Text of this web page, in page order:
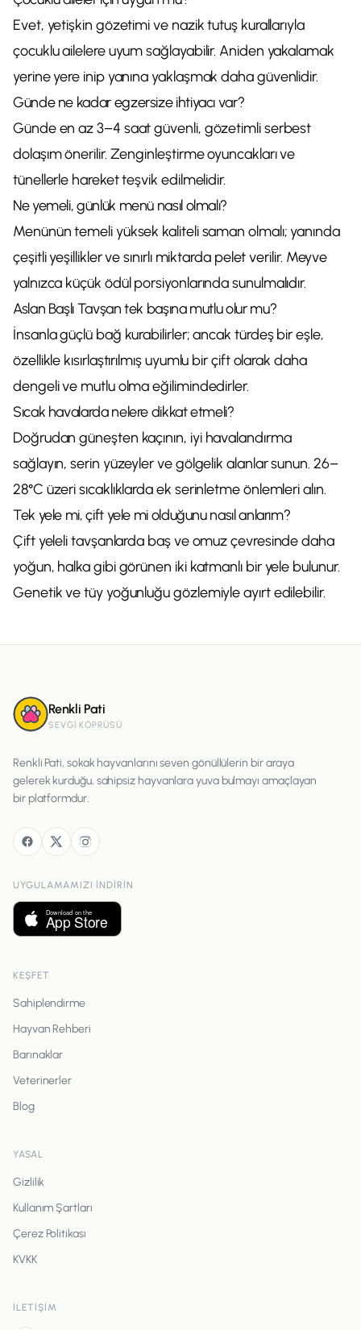
Evet, yetişkin gözetimi ve nazik tutuş kurallarıyla
çocuklu ailelere uyum sağlayabilir. Aniden yakalamak
yerine yere inip yanına yaklaşmak daha güvenlidir.
Günde ne kadar egzersize ihtiyacı var?
Günde en az 3–4 saat güvenli, gözetimli serbest
dolaşım önerilir. Zenginleştirme oyuncakları ve
tünellerle hareket teşvik edilmelidir.
Ne yemeli, günlük menü nasıl olmalı?
Menünün temeli yüksek kaliteli saman olmalı; yanında
çeşitli yeşillikler ve sınırlı miktarda pelet verilir. Meyve
yalnızca küçük ödül porsiyonlarında sunulmalıdır.
Aslan Başlı Tavşan tek başına mutlu olur mu?
İnsanla güçlü bağ kurabilirler; ancak türdeş bir eşle,
özellikle kısırlaştırılmış uyumlu bir çift olarak daha
dengeli ve mutlu olma eğilimindedirler.
Sıcak havalarda nelere dikkat etmeli?
Doğrudan güneşten kaçının, iyi havalandırma
sağlayın, serin yüzeyler ve gölgelik alanlar sunun. 26–
28°C üzeri sıcaklıklarda ek serinletme önlemleri alın.
Tek yele mi, çift yele mi olduğunu nasıl anlarım?
Çift yeleli tavşanlarda baş ve omuz çevresinde daha
yoğun, halka gibi görünen iki katmanlı bir yele bulunur.
Genetik ve tüy yoğunluğu gözlemiyle ayırt edilebilir.
Renkli Pati
SEVGI KÖPRÜSÜ
Renkli Pati, sokak hayvanlarını seven gönüllülerin bir araya
gelerek kurduğu, sahipsiz hayvanlara yuva bulmayı amaçlayan
bir platformdur.
UYGULAMAMIZI INDIRIN
KEŞFET
Sahiplendirme
Hayvan Rehberi
Barınaklar
Veterinerler
Blog
YASAL
Gizlilik
Kullanım Şartları
Çerez Politikası
KVKK
İLETIŞIM